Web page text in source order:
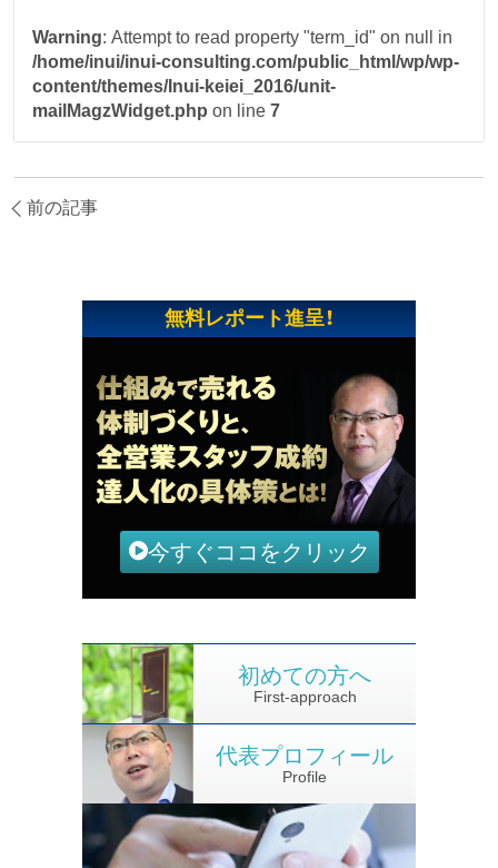
Warning : Attempt to read property "term_id" on null in
/home/inui/inui-consulting.com/public_html/wp/wp-
content/themes/Inui-keiei_2016/unit-
mailMagzWidget.php on line7
前の記事
無料レポート進呈！
今すぐココをクリック
First-approach
初めての方へ
Profile
代表プロフィール